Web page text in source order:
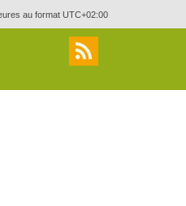
au format UTC+02:00